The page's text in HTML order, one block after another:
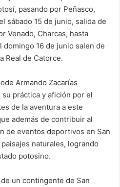
pasando por Peñasco,
sábado 15 de junio, salida de
Venado, Charcas, hasta
domingo 16 de junio salen de
Real de Catorce.
Armando Zacarías
práctica y afición por el
de la aventura a este
además de contribuir al
de eventos deportivos en San
naturales, logrando
potosino.
un contingente de San